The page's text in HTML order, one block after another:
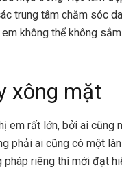
trung tâm chăm sóc
không thể không
xông mặt
em rất lớn, bởi ai cũng
phải ai cũng có một
riêng thì mới đạt